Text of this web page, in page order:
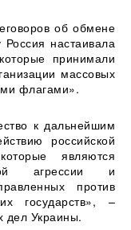
об обмене
настаивала
принимали
массовых
флагами».
к дальнейшим
российской
являются
агрессии и
против
государств», –
дел Украины.